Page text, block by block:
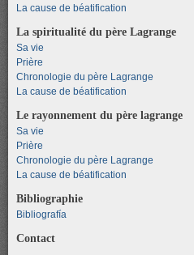
La cause de béatification
La spiritualité du père Lagrange
Sa vie
Prière
Chronologie du père Lagrange
La cause de béatification
Le rayonnement du père lagrange
Sa vie
Prière
Chronologie du père Lagrange
La cause de béatification
Bibliographie
Bibliografía
Contact